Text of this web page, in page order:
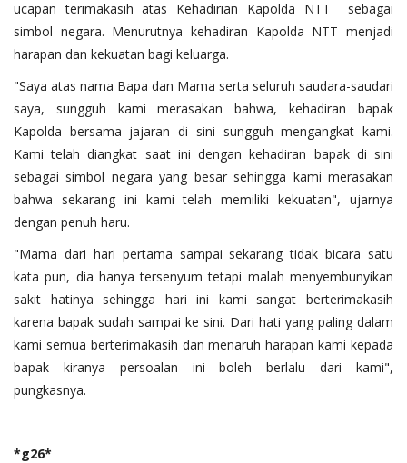
ucapan terimakasih atas Kehadirian Kapolda NTT sebagai
simbol negara. Menurutnya kehadiran Kapolda NTT menjadi
harapan dan kekuatan bagi keluarga.
"Saya atas nama Bapa dan Mama serta seluruh saudara-saudari
saya, sungguh kami merasakan bahwa, kehadiran bapak
Kapolda bersama jajaran di sini sungguh mengangkat kami.
Kami telah diangkat saat ini dengan kehadiran bapak di sini
sebagai simbol negara yang besar sehingga kami merasakan
bahwa sekarang ini kami telah memiliki kekuatan", ujarnya
dengan penuh haru.
"Mama dari hari pertama sampai sekarang tidak bicara satu
kata pun, dia hanya tersenyum tetapi malah menyembunyikan
sakit hatinya sehingga hari ini kami sangat berterimakasih
karena bapak sudah sampai ke sini. Dari hati yang paling dalam
kami semua berterimakasih dan menaruh harapan kami kepada
bapak kiranya persoalan ini boleh berlalu dari kami",
pungkasnya.
*g26*